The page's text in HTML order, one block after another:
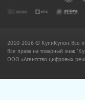
2010-2026 © КупиКупон. Все
Все права на товарный знак
OOO «Агентство цифровых